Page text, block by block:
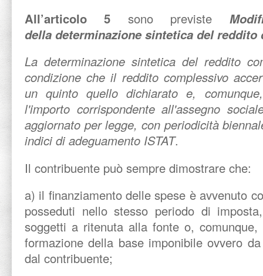
All’articolo 5 sono previste M
della determinazione sintetica del reddito
La determinazione sintetica del reddito
condizione che il reddito complessivo
un quinto quello dichiarato e,
l'importo corrispondente all'assegno
aggiornato per legge, con periodicità
indici di adeguamento ISTAT.
Il contribuente può sempre dimostrare che:
a) il finanziamento delle spese è avvenuto
posseduti nello stesso periodo di
soggetti a ritenuta alla fonte o,
formazione della base imponibile ovvero
dal contribuente;